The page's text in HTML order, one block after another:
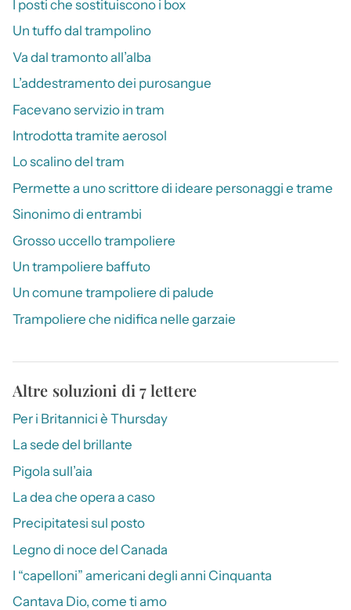
I posti che sostituiscono i box
Un tuffo dal trampolino
Va dal tramonto all’alba
L’addestramento dei purosangue
Facevano servizio in tram
Introdotta tramite aerosol
Lo scalino del tram
Permette a uno scrittore di ideare personaggi e trame
Sinonimo di entrambi
Grosso uccello trampoliere
Un trampoliere baffuto
Un comune trampoliere di palude
Trampoliere che nidifica nelle garzaie
Altre soluzioni di 7 lettere
Per i Britannici è Thursday
La sede del brillante
Pigola sull’aia
La dea che opera a caso
Precipitatesi sul posto
Legno di noce del Canada
I “capelloni” americani degli anni Cinquanta
Cantava Dio, come ti amo